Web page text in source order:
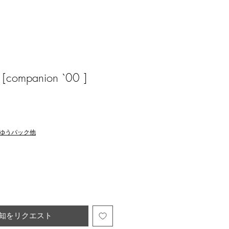
[companion `00 ]
うパック他
をリクエスト